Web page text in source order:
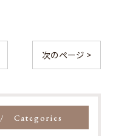
次のページ >
Categories